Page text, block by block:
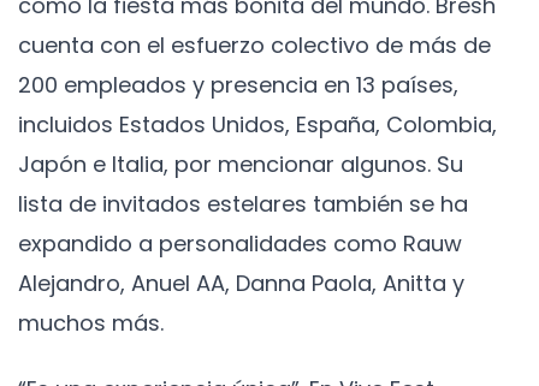
cuenta con el esfuerzo colectivo de más de
200 empleados y presencia en 13 países,
incluidos Estados Unidos, España, Colombia,
Japón e Italia, por mencionar algunos. Su
lista de invitados estelares también se ha
expandido a personalidades como Rauw
Alejandro, Anuel AA, Danna Paola, Anitta y
muchos más.